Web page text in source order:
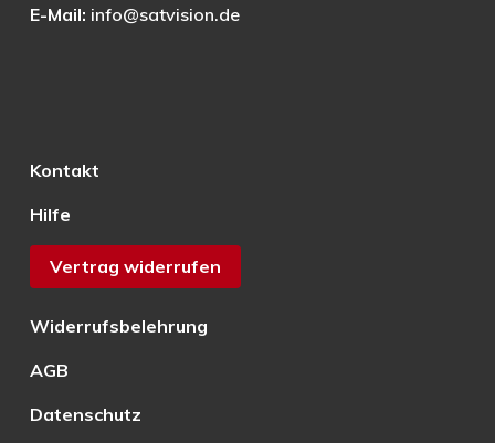
E-Mail: info@satvision.de
Kontakt
Hilfe
Vertrag widerrufen
Widerrufsbelehrung
AGB
Datenschutz